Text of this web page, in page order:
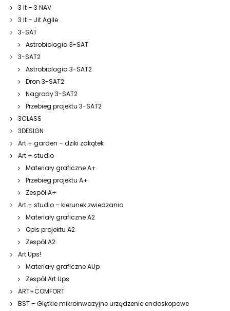
3 It – 3 NAV
3 It – Jit Agile
3-SAT
Astrobiologia 3-SAT
3-SAT2
Astrobiologia 3-SAT2
Dron 3-SAT2
Nagrody 3-SAT2
Przebieg projektu 3-SAT2
3CLASS
3DESIGN
Art + garden – dziki zakątek
Art + studio
Materiały graficzne A+
Przebieg projektu A+
Zespół A+
Art + studio – kierunek zwiedzania
Materiały graficzne A2
Opis projektu A2
Zespół A2
Art Ups!
Materiały graficzne AUp
Zespół Art Ups
ART+COMFORT
BST – Giętkie mikroinwazyjne urządzenie endoskopowe